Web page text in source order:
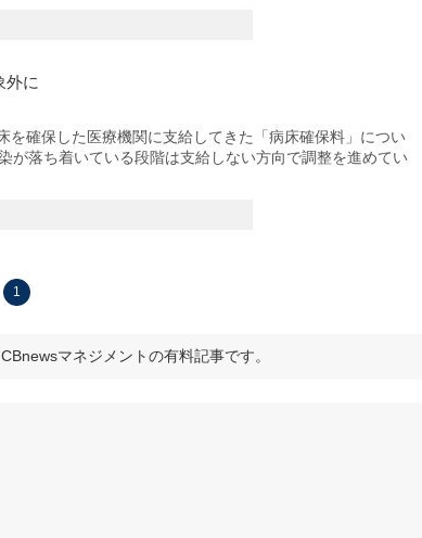
外に
確保した医療機関に支給してきた「病床確保料」につい
が落ち着いている段階は支給しない方向で調整を進めてい
1
マネジメントの有料記事です。